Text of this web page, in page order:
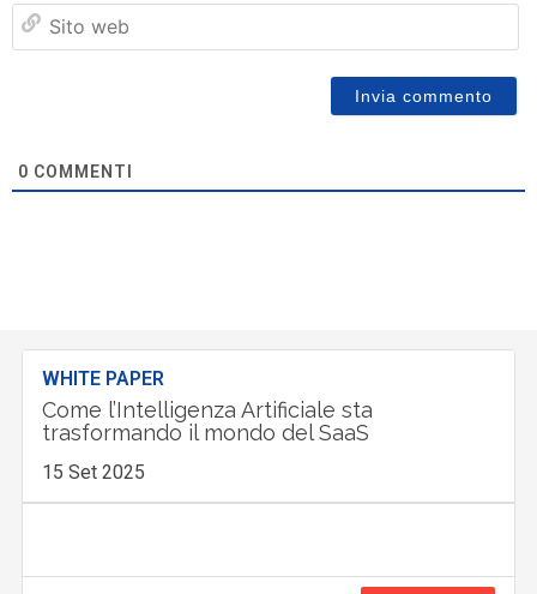
0 COMMENTI
WHITE PAPER
Come l’Intelligenza Artificiale sta
trasformando il mondo del SaaS
15 Set 2025